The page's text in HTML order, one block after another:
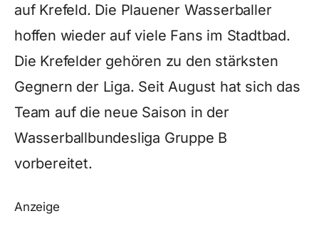
auf Krefeld. Die Plauener Wasserballer
hoffen wieder auf viele Fans im Stadtbad.
Die Krefelder gehören zu den stärksten
Gegnern der Liga. Seit August hat sich das
Team auf die neue Saison in der
Wasserballbundesliga Gruppe B
vorbereitet.
Anzeige